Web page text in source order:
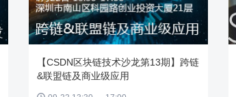
【CSDN区块链技术沙龙第13期】跨链
&联盟链及商业级应用